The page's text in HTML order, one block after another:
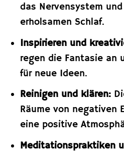
das Nervensystem
erholsamen Schlaf.
Inspirieren und
regen die Fantasie an
für neue Ideen.
Reinigen und klären:
Räume von negativen
eine positive
Meditationspraktiken